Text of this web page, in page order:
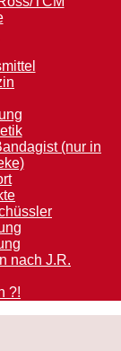
(nur in
nach J.R.
?!